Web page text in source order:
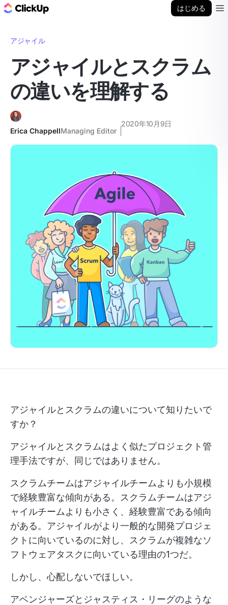
はじめる
アジャイル
アジャイルとスクラム
の違いを理解する
Erica ChappellManaging Editor
2020年10月9日
アジャイルとスクラムの違いについて知りたいで
すか？
アジャイルとスクラムはよく似たプロジェクト管
理手法ですが、同じではありません。
スクラムチームはアジャイルチームよりも小規模
で経験豊富な傾向がある。スクラムチームはアジ
ャイルチームよりも小さく、経験豊富である傾向
がある。アジャイルがより一般的な開発プロジェ
クトに向いているのに対し、スクラムが複雑なソ
フトウェアタスクに向いている理由の1つだ。
しかし、心配しないでほしい。
アベンジャーズとジャスティス・リーグのような